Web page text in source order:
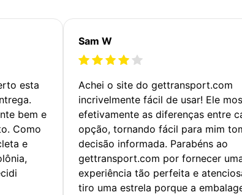
esta
bem e
Como
e
Sam W
Achei o site do gettransport.com
incrivelmente fácil de usar! Ele
efetivamente as diferenças entre
opção, tornando fácil para mim
decisão informada. Parabéns ao
gettransport.com por fornecer
experiência tão perfeita e
tiro uma estrela porque a